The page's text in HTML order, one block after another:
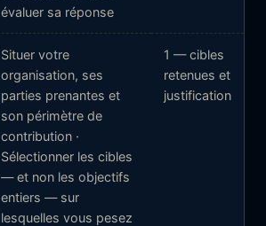
évaluer sa réponse
Situer votre
organisation, ses
parties prenantes et
son périmètre de
contribution ·
Sélectionner les cibles
— et non les objectifs
entiers — sur
lesquelles vous pesez
1 — cibles
retenues et
justification